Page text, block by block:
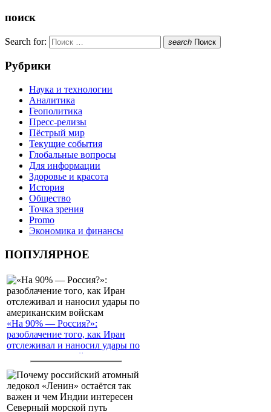
поиск
Search for: search Поиск
Рубрики
Наука и технологии
Аналитика
Геополитика
Пресс-релизы
Пёстрый мир
Текущие события
Глобальные вопросы
Для информации
Здоровье и красота
История
Общество
Точка зрения
Promo
Экономика и финансы
ПОПУЛЯРНОЕ
«На 90% — Россия?»:
разоблачение того, как Иран
отслеживал и наносил удары по
американским войскам